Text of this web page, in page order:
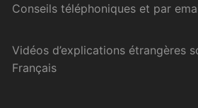
Conseils téléphoniques et par
Vidéos d’explications étrangères
Français